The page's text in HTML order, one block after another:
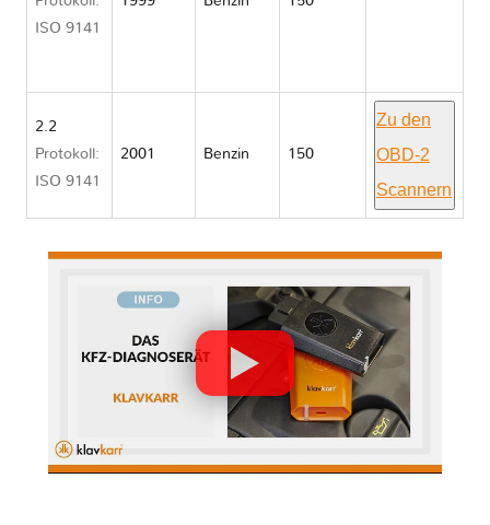
ISO 9141
2.2
Protokoll:
ISO 9141
2001 Benzin 150
Zu den
OBD-2
Scannern